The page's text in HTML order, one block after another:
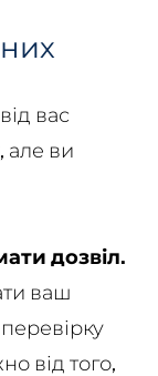
вас
але ви
дозвіл.
ваш
від того,